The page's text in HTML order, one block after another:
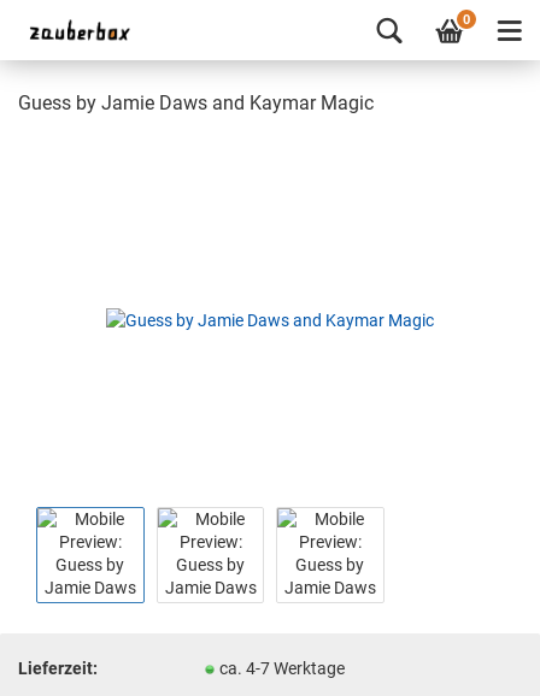
0
Guess by Jamie Daws and Kaymar Magic
Lieferzeit: ca. 4-7 Werktage